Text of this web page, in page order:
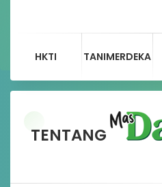
HKTI TANIMERDEKA
TENTANG